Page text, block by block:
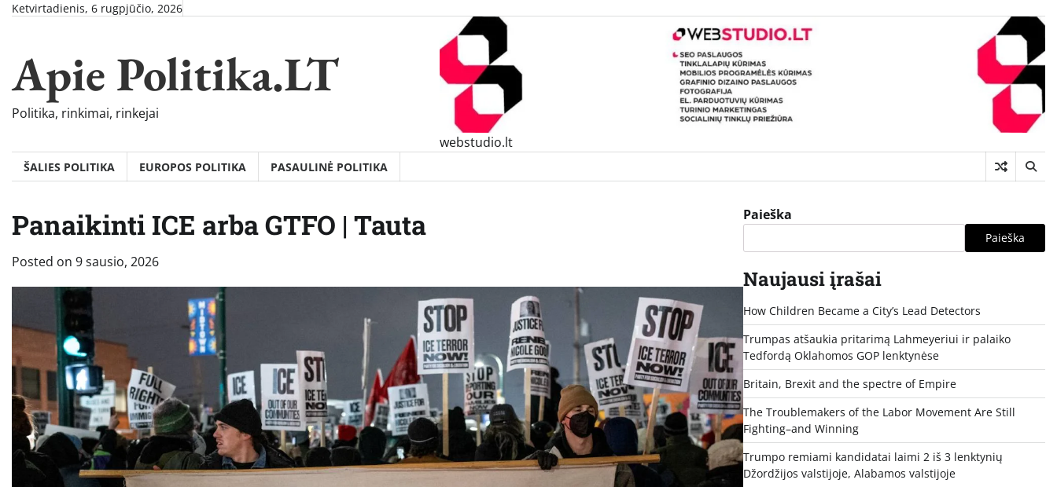
SkipKetvirtadienis, 6 rugpjūčio, 2026
Apie Politika.LT
Politika, rinkimai, rinkejai
webstudio.lt
ŠALIES POLITIKA EUROPOS POLITIKA PASAULINĖ POLITIKA
Panaikinti ICE arba GTFO | Tauta
Posted on 9 sausio, 2026
Paieška
Paieška
Naujausi įrašai
How Children Became a City’s Lead Detectors
Trumpas atšaukia pritarimą Lahmeyeriui ir palaiko
Tedfordą Oklahomos GOP lenktynėse
Britain, Brexit and the spectre of Empire
The Troublemakers of the Labor Movement Are Still
Fighting–and Winning
Trumpo remiami kandidatai laimi 2 iš 3 lenktynių
Džordžijos valstijoje, Alabamos valstijoje